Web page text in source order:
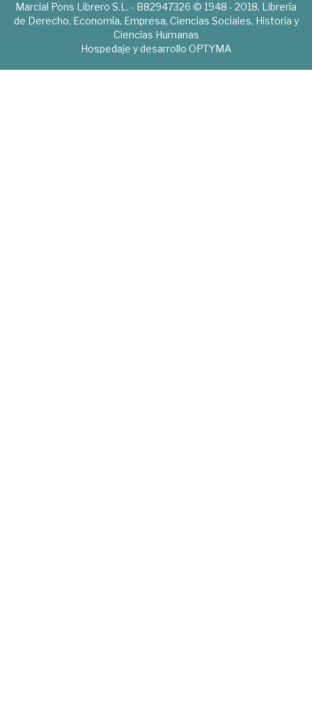
Marcial Pons Librero S.L. - B82947326 © 1948 - 2018. Librería
de Derecho, Economía, Empresa, Ciencias Sociales, Historia y
Ciencias Humanas
Hospedaje y desarrollo OPTYMA